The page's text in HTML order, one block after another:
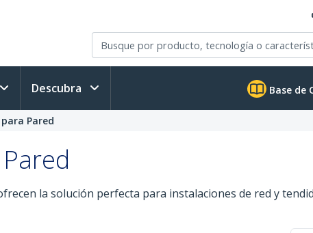
Descubra Base de
Pared
la solución perfecta para instalaciones de red y